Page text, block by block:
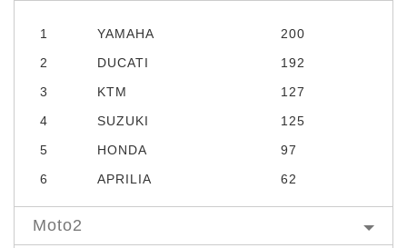
1 YAMAHA
200
2
DUCATI
192
3
KTM
127
4
SUZUKI
125
5
HONDA
97
6
APRILIA 62
Moto2